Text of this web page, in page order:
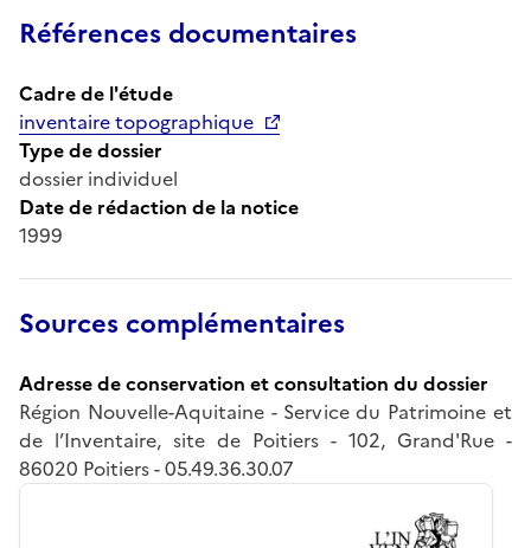
Références documentaires
Cadre de l'étude
inventaire topographique
Type de dossier
dossier individuel
Date de rédaction de la notice
1999
Sources complémentaires
Adresse de conservation et consultation du dossier
Région Nouvelle-Aquitaine - Service du Patrimoine et
de l’Inventaire, site de Poitiers - 102, Grand'Rue -
86020 Poitiers - 05.49.36.30.07